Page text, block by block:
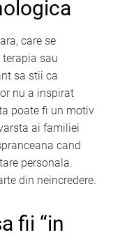
care se
sau
sa stii ca
nu a inspirat
poate fi un motiv
ai familiei
cand
personala.
din neincredere.
fii “in